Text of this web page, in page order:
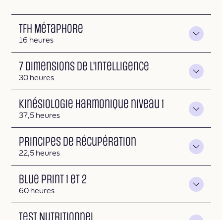
TFH Métaphore
Durée
16 heures
7 dimensions de l'intelligence
Durée
30 heures
Kinésiologie Harmonique niveau 1
Durée
37,5 heures
Principes de récupération
Durée
22,5 heures
Blue Print 1 et 2
Durée
60 heures
Test Nutritionnel